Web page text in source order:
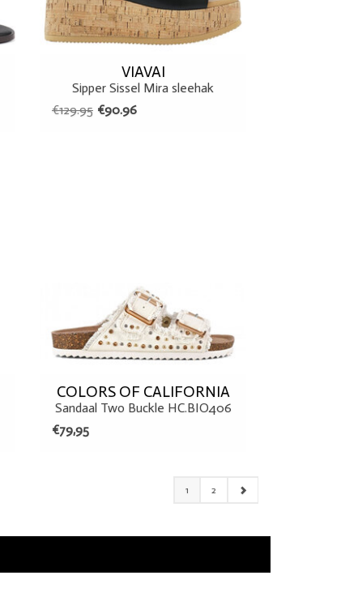
VIAVAI
Sipper Sissel Mira sleehak
M.negro
€129.95 €90.96
COLORS OF CALIFORNIA
Sandaal Two Buckle HC.BIO406
€79,95
1 2